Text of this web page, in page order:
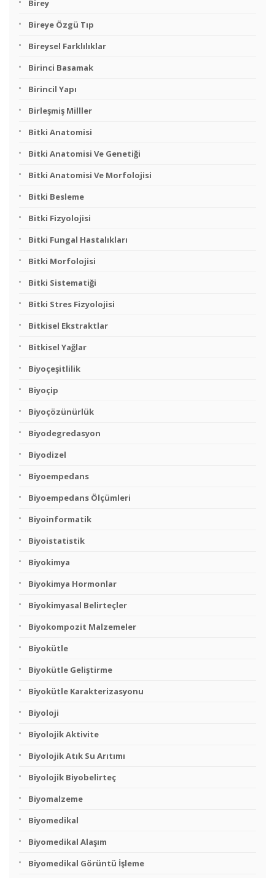
Birey
Bireye Özgü Tıp
Bireysel Farklılıklar
Birinci Basamak
Birincil Yapı
Birleşmiş Milller
Bitki Anatomisi
Bitki Anatomisi Ve Genetiği
Bitki Anatomisi Ve Morfolojisi
Bitki Besleme
Bitki Fizyolojisi
Bitki Fungal Hastalıkları
Bitki Morfolojisi
Bitki Sistematiği
Bitki Stres Fizyolojisi
Bitkisel Ekstraktlar
Bitkisel Yağlar
Biyoçeşitlilik
Biyoçip
Biyoçözünürlük
Biyodegredasyon
Biyodizel
Biyoempedans
Biyoempedans Ölçümleri
Biyoinformatik
Biyoistatistik
Biyokimya
Biyokimya Hormonlar
Biyokimyasal Belirteçler
Biyokompozit Malzemeler
Biyokütle
Biyokütle Geliştirme
Biyokütle Karakterizasyonu
Biyoloji
Biyolojik Aktivite
Biyolojik Atık Su Arıtımı
Biyolojik Biyobelirteç
Biyomalzeme
Biyomedikal
Biyomedikal Alaşım
Biyomedikal Görüntü İşleme